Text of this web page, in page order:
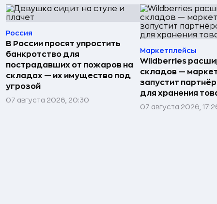
Россия
В России просят упростить
банкротство для
пострадавших от пожаров на
складах — их имущество под
угрозой
07 августа 2026, 20:30
Маркетплейсы
Wildberries
складов —
запустит
для хранения
07 августа 2026,